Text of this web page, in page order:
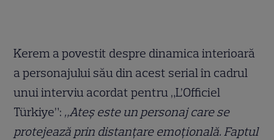
Kerem a povestit despre dinamica interioară
a personajului său din acest serial în cadrul
unui interviu acordat pentru „L’Officiel
Türkiye”: „Ateş este un personaj care se
protejează prin distanțare emoțională. Faptul